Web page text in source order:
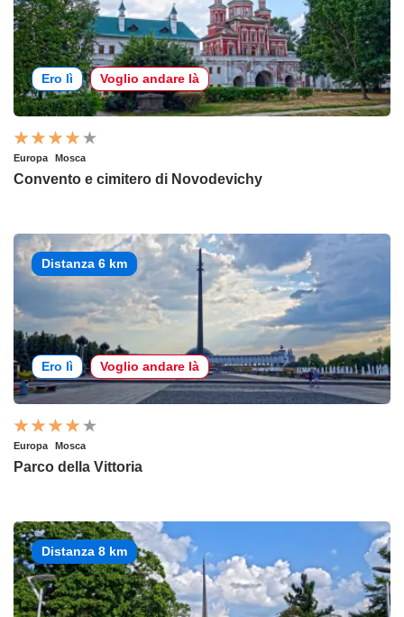
Ero lì Voglio andare là
Europa Mosca
Convento e cimitero di Novodevichy
Distanza 6 km
Ero lì Voglio andare là
Europa Mosca
Parco della Vittoria
Distanza 8 km